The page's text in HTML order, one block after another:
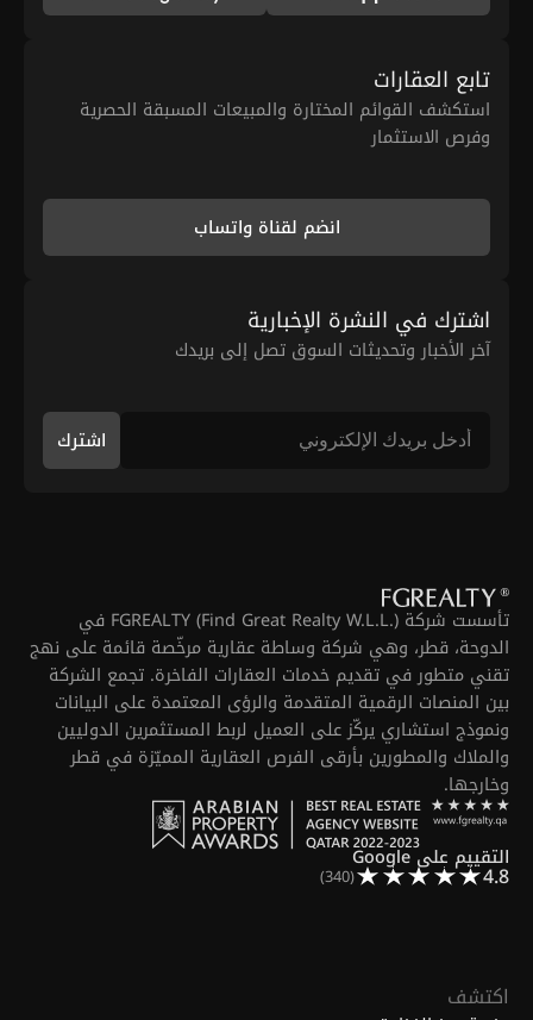
تابع العقارات
استكشف القوائم المختارة والمبيعات المسبقة الحصرية
وفرص الاستثمار
انضم لقناة واتساب
اشترك في النشرة الإخبارية
آخر الأخبار وتحديثات السوق تصل إلى بريدك
اشترك
تأسست شركة FGREALTY (Find Great Realty W.L.L.) في
الدوحة، قطر، وهي شركة وساطة عقارية مرخّصة قائمة على نهج
تقني متطور في تقديم خدمات العقارات الفاخرة. تجمع الشركة
بين المنصات الرقمية المتقدمة والرؤى المعتمدة على البيانات
ونموذج استشاري يركّز على العميل لربط المستثمرين الدوليين
والملاك والمطورين بأرقى الفرص العقارية المميّزة في قطر
وخارجها.
التقييم على Google
4.8
(340)
اكتشف